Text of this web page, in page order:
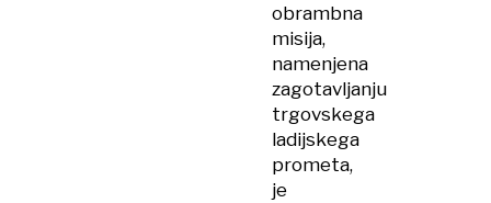
obrambna
misija,
namenjena
zagotavljanju
trgovskega
ladijskega
prometa,
je